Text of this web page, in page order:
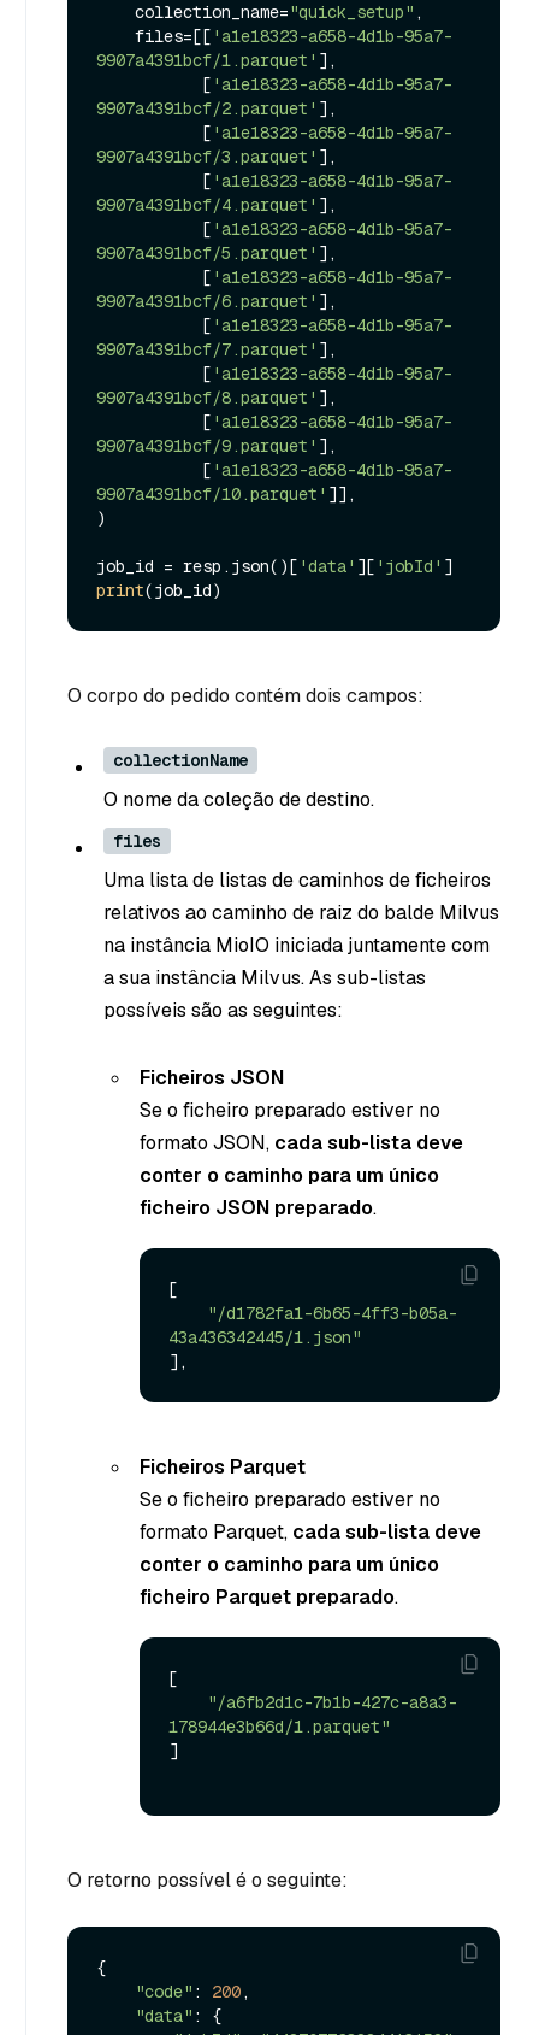
    collection_name=
"quick_setup" ,
    files=[[
'a1e18323-a658-4d1b-95a7-
9907a4391bcf/1.parquet' ],
           [
'a1e18323-a658-4d1b-95a7-
9907a4391bcf/2.parquet' ],
           [
'a1e18323-a658-4d1b-95a7-
9907a4391bcf/3.parquet' ],
           [
'a1e18323-a658-4d1b-95a7-
9907a4391bcf/4.parquet' ],
           [
'a1e18323-a658-4d1b-95a7-
9907a4391bcf/5.parquet' ],
           [
'a1e18323-a658-4d1b-95a7-
9907a4391bcf/6.parquet' ],
           [
'a1e18323-a658-4d1b-95a7-
9907a4391bcf/7.parquet' ],
           [
'a1e18323-a658-4d1b-95a7-
9907a4391bcf/8.parquet' ],
           [
'a1e18323-a658-4d1b-95a7-
9907a4391bcf/9.parquet' ],
           [
'a1e18323-a658-4d1b-95a7-
9907a4391bcf/10.parquet' ]],
)
job_id = resp.json()[ 'data' ][ 'jobId'
print
O corpo do pedido contém dois campos:
collectionName
O nome da coleção de destino.
files
Uma lista de listas de caminhos de ficheiros
relativos ao caminho de raiz do balde Milvus
na instância MioIO iniciada juntamente com
a sua instância Milvus. As sub-listas
possíveis são as seguintes:
Ficheiros JSON
Se o ficheiro preparado estiver no
formato JSON, cada sub-lista deve
conter o caminho para um único
ficheiro JSON preparado.
[
"/d1782fa1-6b65-4ff3-b05a-
43a436342445/1.json"
Ficheiros Parquet
Se o ficheiro preparado estiver no
formato Parquet, cada sub-lista deve
conter o caminho para um único
ficheiro Parquet preparado.
[
"/a6fb2d1c-7b1b-427c-a8a3-
178944e3b66d/1.parquet"
]
O retorno possível é o seguinte:
{
"code" : 200,
"data" : {